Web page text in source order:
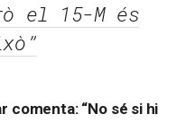
el 15-M és
comenta: “No sé si hi